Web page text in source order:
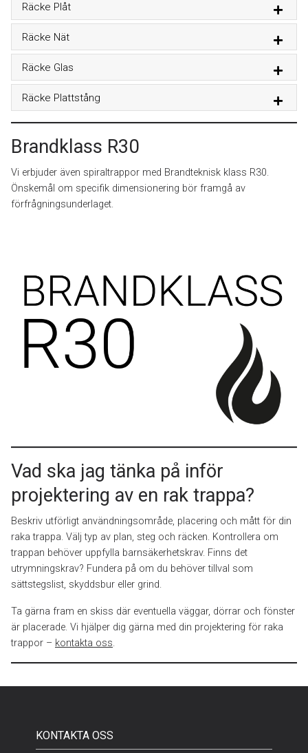
Räcke Plåt
Räcke Nät
Räcke Glas
Räcke Plattstång
Brandklass R30
Vi erbjuder även spiraltrappor med Brandteknisk klass R30.
Önskemål om specifik dimensionering bör framgå av
förfrågningsunderlaget.
Vad ska jag tänka på inför
projektering av en rak trappa?
Beskriv utförligt användningsområde, placering och mått för din
raka trappa. Välj typ av plan, steg och räcken. Kontrollera om
trappan behöver uppfylla barnsäkerhetskrav. Finns det
utrymningskrav? Fundera på om du behöver tillval som
sättstegslist, skyddsbur eller grind.
Ta gärna fram en skiss där eventuella väggar, dörrar och fönster
är placerade. Vi hjälper dig gärna med din projektering för raka
trappor – kontakta oss.
KONTAKTA OSS